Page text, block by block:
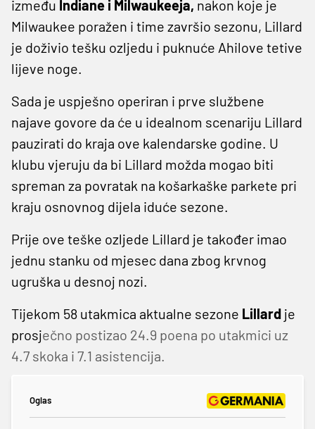
između Indiane i Milwaukeeja, nakon koje je
Milwaukee poražen i time završio sezonu, Lillard
je doživio tešku ozljedu i puknuće Ahilove tetive
lijeve noge.
Sada je uspješno operiran i prve službene
najave govore da će u idealnom scenariju Lillard
pauzirati do kraja ove kalendarske godine. U
klubu vjeruju da bi Lillard možda mogao biti
spreman za povratak na košarkaške parkete pri
kraju osnovnog dijela iduće sezone.
Prije ove teške ozljede Lillard je također imao
jednu stanku od mjesec dana zbog krvnog
ugruška u desnoj nozi.
Tijekom 58 utakmica aktualne sezone Lillard je
prosječno postizao 24.9 poena po utakmici uz
4.7 skoka i 7.1 asistencija.
Oglas